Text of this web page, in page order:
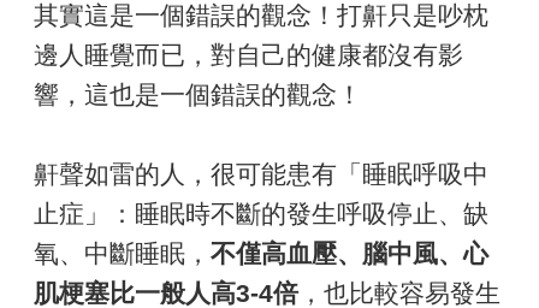
其實這是一個錯誤的觀念！打鼾只是吵枕
邊人睡覺而已，對自己的健康都沒有影
響，這也是一個錯誤的觀念！
鼾聲如雷的人，很可能患有「睡眠呼吸中
止症」：睡眠時不斷的發生呼吸停止、缺
氧、中斷睡眠， 不僅高血壓、腦中風、心
肌梗塞比一般人高3-4倍，也比較容易發生